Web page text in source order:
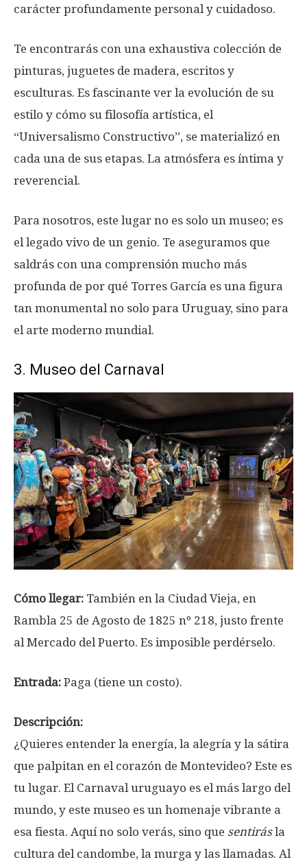
carácter profundamente personal y cuidadoso.
Te encontrarás con una exhaustiva colección de
pinturas, juguetes de madera, escritos y
esculturas. Es fascinante ver la evolución de su
estilo y cómo su filosofía artística, el
“Universalismo Constructivo”, se materializó en
cada una de sus etapas. La atmósfera es íntima y
reverencial.
Para nosotros, este lugar no es solo un museo; es
el legado vivo de un genio. Te aseguramos que
saldrás con una comprensión mucho más
profunda de por qué Torres García es una figura
tan monumental no solo para Uruguay, sino para
el arte moderno mundial.
3. Museo del Carnaval
Cómo llegar: También en la Ciudad Vieja, en
Rambla 25 de Agosto de 1825 nº 218, justo frente
al Mercado del Puerto. Es imposible perdérselo.
Entrada: Paga (tiene un costo).
Descripción:
¿Quieres entender la energía, la alegría y la sátira
que palpitan en el corazón de Montevideo? Este es
tu lugar. El Carnaval uruguayo es el más largo del
mundo, y este museo es un homenaje vibrante a
esa fiesta. Aquí no solo verás, sino que sentirásla
cultura del candombe, la murga y las llamadas. Al